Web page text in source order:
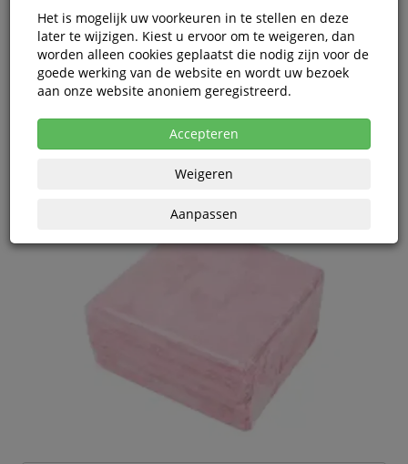
Euro Products OUTLET
Microvezeldoek 497743 Roze
40x40cm 80 Doeken
Het is mogelijk uw voorkeuren in te stellen en deze
later te wijzigen. Kiest u ervoor om te weigeren, dan
worden alleen cookies geplaatst die nodig zijn voor de
goede werking van de website en wordt uw bezoek
aan onze website anoniem geregistreerd.
Accepteren
Weigeren
Aanpassen